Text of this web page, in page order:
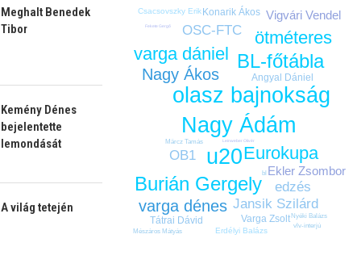
Meghalt Benedek
Tibor
Kemény Dénes
bejelentette
lemondását
A világ tetején
Nagy Ádám
olasz bajnokság
u20
BL-főtábla
Burián Gergely
Eurokupa
varga dániel
ötméteres
Nagy Ákos
varga dénes
edzés
Jansik Szilárd
OB1
OSC-FTC
Ekler Zsombor
Vigvári Vendel
Angyal Dániel
Konarik Ákos
Tátrai Dávid Varga Zsolt
Csacsovszky Erik
Erdélyi Balázs
bl
Märcz Tamás
Mészáros Mátyás
Nyéki Balázs
vlv-interjú
Fekete Gergő
Leinweber Olivér